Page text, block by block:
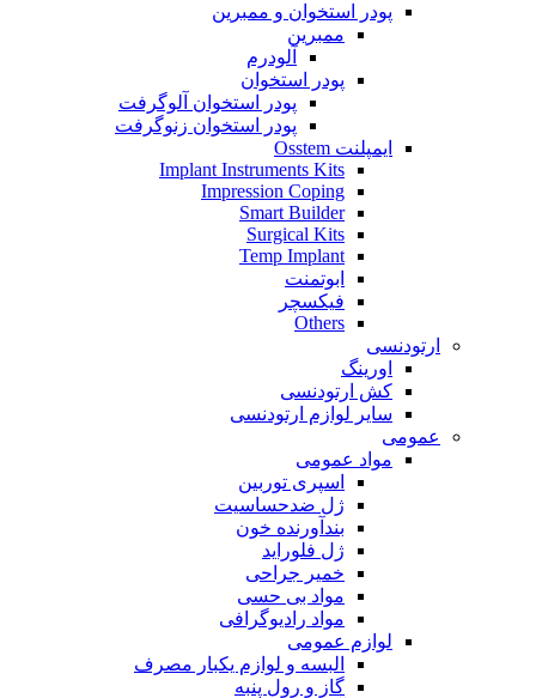
پودر استخوان و ممبرین
ممبرین
آلودرم
پودر استخوان
پودر استخوان آلوگرفت
پودر استخوان زنوگرفت
ایمپلنت Osstem
Implant Instruments Kits
Impression Coping
Smart Builder
Surgical Kits
Temp Implant
ابوتمنت
فیکسچر
Others
ارتودنسی
اورینگ
کش ارتودنسی
سایر لوازم ارتودنسی
عمومی
مواد عمومی
اسپری توربین
ژل ضدحساسیت
بندآورنده خون
ژل فلوراید
خمیر جراحی
مواد بی حسی
مواد رادیوگرافی
لوازم عمومی
البسه و لوازم یکبار مصرف
گاز و رول پنبه